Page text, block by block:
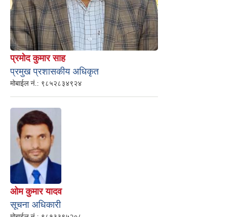
प्रमोद कुमार साह
प्रमुख प्रशासकीय अधिकृत
मोबाईल नं.: ९८५२८३४९२४
ओम कुमार यादव
सूचना अधिकारी